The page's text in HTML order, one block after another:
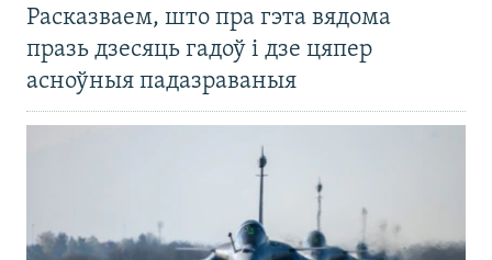
Расказваем, што пра гэта вядома
празь дзесяць гадоў і дзе цяпер
асноўныя падазраваныя